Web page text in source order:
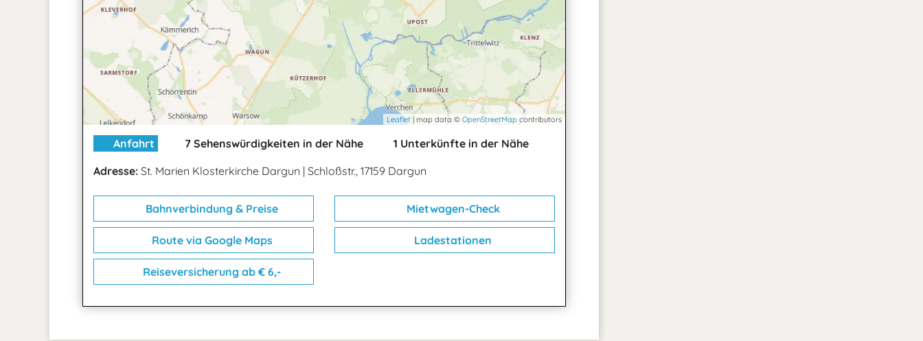
Leaflet | map data © OpenStreetMap contributors
Anfahrt 7 Sehenswürdigkeiten in der Nähe
1 Unterkünfte in der Nähe
Adresse: St. Marien Klosterkirche Dargun | Schloßstr., 17159 Dargun
Bahnverbindung & Preise Mietwagen-Check
Route via Google Maps Ladestationen
Reiseversicherung ab € 6,-